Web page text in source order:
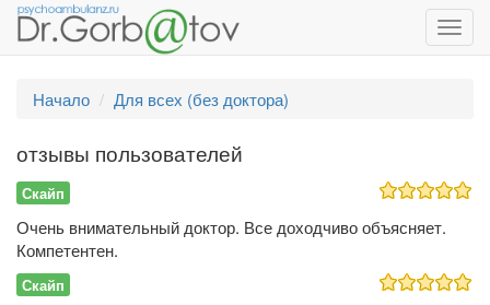
Начало
Для всех (без доктора)
отзывы пользователей
Скайп
Очень внимательный доктор. Все доходчиво объясняет.
Компетентен.
Скайп